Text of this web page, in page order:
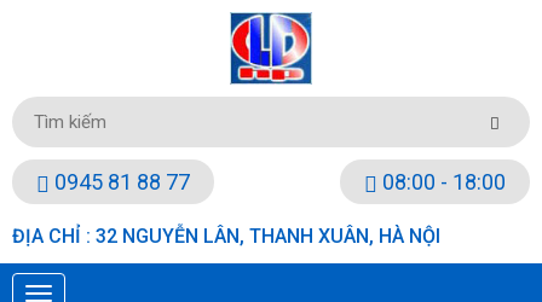
0945 81 88 77 08:00 - 18:00
ĐỊA CHỈ : 32 NGUYỄN LÂN, THANH XUÂN, HÀ NỘI